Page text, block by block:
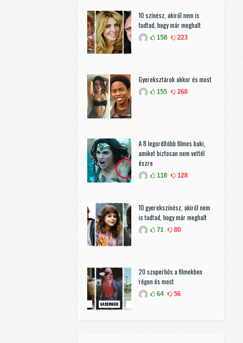
10 színész, akiről nem is
tudtad, hogy már meghalt
158 223
Gyereksztárok akkor és most
155 268
A 8 legordítóbb filmes baki,
amiket biztosan nem vettél
észre
118 128
10 gyerekszínész, akiről nem
is tudtad, hogy már meghalt
71 80
20 szuperhős a filmekben
régen és most
64 56